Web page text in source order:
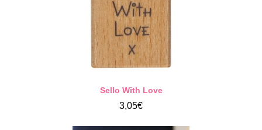
Sello With Love
3,05€